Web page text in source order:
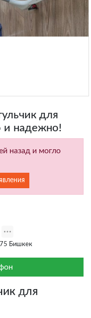
для
и надежно!
назад и могло
Бишкек
для